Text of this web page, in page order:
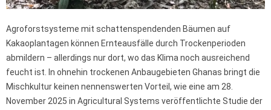
Agroforstsysteme mit schattenspendenden Bäumen auf
Kakaoplantagen können Ernteausfälle durch Trockenperioden
abmildern – allerdings nur dort, wo das Klima noch ausreichend
feucht ist. In ohnehin trockenen Anbaugebieten Ghanas bringt die
Mischkultur keinen nennenswerten Vorteil, wie eine am 28.
November 2025 in Agricultural Systems veröffentlichte Studie der